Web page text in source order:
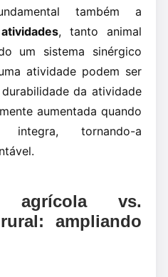
também a
, tanto animal
um sistema sinérgico
atividade podem ser
da atividade
aumentada quando
tornando-a
agrícola vs.
ampliando